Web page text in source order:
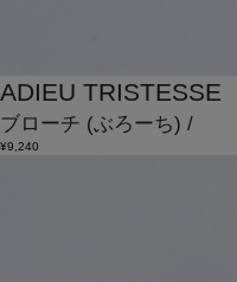
ADIEU TRISTESSE
ブローチ (ぶろーち) /
¥9,240